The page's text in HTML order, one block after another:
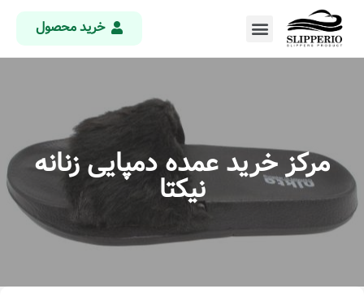
خرید محصول
مرکز خرید عمده دمپایی زنانه
نیکتا